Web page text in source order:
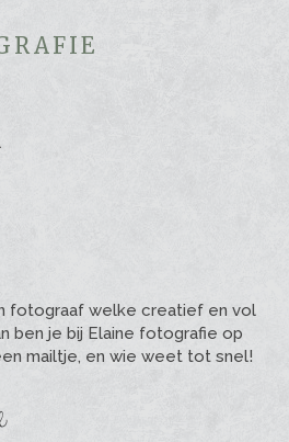
fotograaf welke creatief en vol
ben je bij Elaine fotografie op
mailtje, en wie weet tot snel!